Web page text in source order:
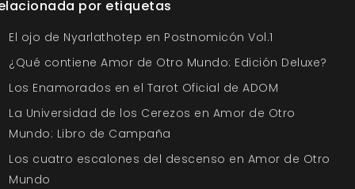
por etiquetas
El ojo de Nyarlathotep en Postnomicón Vol.1
¿Qué contiene Amor de Otro Mundo: Edición Deluxe?
Los Enamorados en el Tarot Oficial de ADOM
La Universidad de los Cerezos en Amor de Otro
Mundo: Libro de Campaña
Los cuatro escalones del descenso en Amor de Otro
Mundo